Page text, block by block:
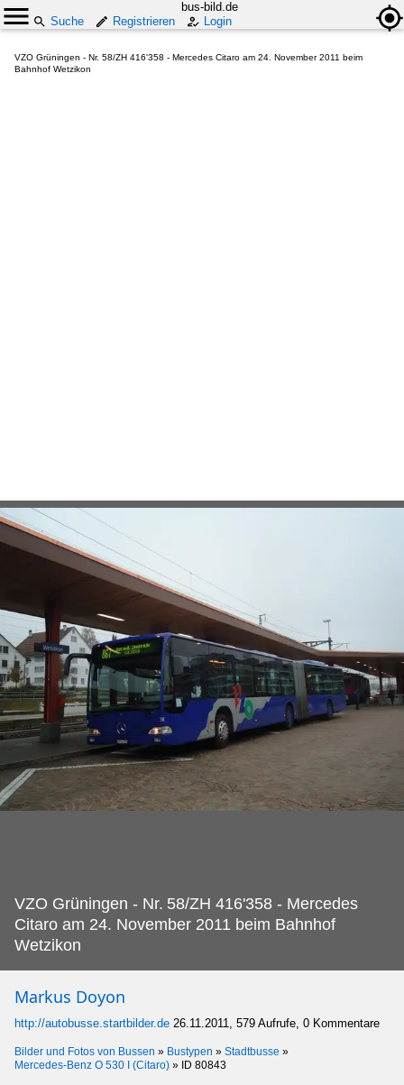
bus-bild.de
Suche
Registrieren Login
VZO Grüningen - Nr. 58/ZH 416'358 - Mercedes Citaro am 24. November 2011 beim
Bahnhof Wetzikon
VZO Grüningen - Nr. 58/ZH 416'358 - Mercedes
Citaro am 24. November 2011 beim Bahnhof
Wetzikon
Markus Doyon
http://autobusse.startbilder.de 26.11.2011, 579 Aufrufe, 0 Kommentare
Bilder und Fotos von Bussen » Bustypen » Stadtbusse »
Mercedes-Benz O 530 I (Citaro) » ID 80843